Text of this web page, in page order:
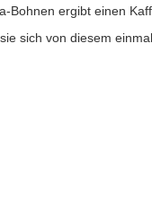
ergibt einen
sich von diesem